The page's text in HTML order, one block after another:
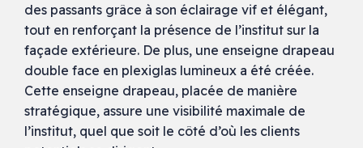
des passants grâce à son éclairage vif et élégant,
tout en renforçant la présence de l’institut sur la
façade extérieure. De plus, une enseigne drapeau
double face en plexiglas lumineux a été créée.
Cette enseigne drapeau, placée de manière
stratégique, assure une visibilité maximale de
l’institut, quel que soit le côté d’où les clients